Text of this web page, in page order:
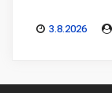
3.8.2026